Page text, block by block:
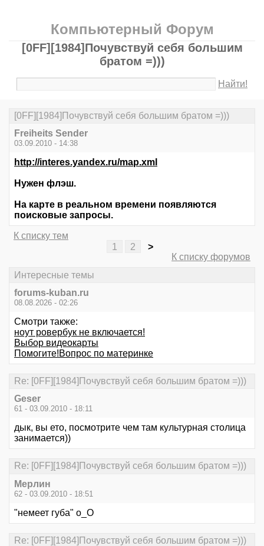
Компьютерный Форум
[0FF][1984]Почувствуй себя большим
братом =)))
Найти!
[0FF][1984]Почувствуй себя большим братом =)))
Freiheits Sender
03.09.2010 - 14:38
http://interes.yandex.ru/map.xml
Нужен флэш.
На карте в реальном времени появляются
поисковые запросы.
К списку тем
1
2
>
К списку форумов
Интересные темы
forums-kuban.ru
08.08.2026 - 02:26
Смотри также:
ноут ровербук не включается!
Выбор видеокарты
Помогите!Вопрос по материнке
Re: [0FF][1984]Почувствуй себя большим братом =)))
Geser
61 - 03.09.2010 - 18:11
дык, вы ето, посмотрите чем там культурная столица
занимается))
Re: [0FF][1984]Почувствуй себя большим братом =)))
Мерлин
62 - 03.09.2010 - 18:51
"немеет губа" о_О
Re: [0FF][1984]Почувствуй себя большим братом =)))